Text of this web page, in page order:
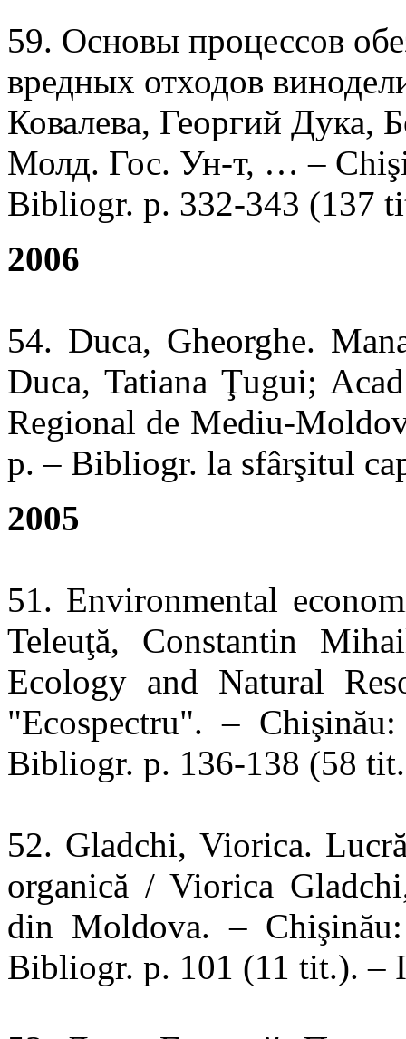
59. Основы процессов
вредных отходов
Ковалева, Георгий
Молд. Гос. Ун-т, … –
Bibliogr. p. 332-343 (137
2006
54. Duca, Gheorghe.
Duca, Tatiana Ţugui;
Regional de Mediu-
p. – Bibliogr. la sfârşitul
2005
51. Environmental
Teleuţă, Constantin
Ecology and Natural
"Ecospectru". –
Bibliogr. p. 136-138 (58
52. Gladchi, Viorica.
organică / Viorica
din Moldova. –
Bibliogr. p. 101 (11 tit.). –